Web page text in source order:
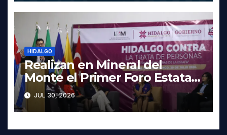
HIDALGO
Realizan en Mineral del
Monte el Primer Foro Estatal
contra la Trata de Personas
JUL 30, 2026